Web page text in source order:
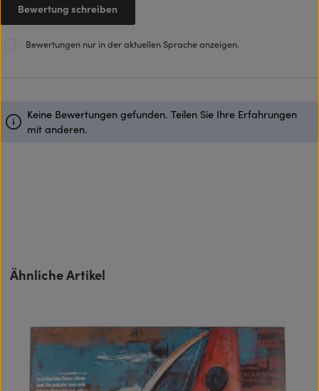
Bewertung schreiben
Bewertungen nur in der aktuellen Sprache anzeigen.
Keine Bewertungen gefunden. Teilen Sie Ihre Erfahrungen
mit anderen.
Produktgalerie überspringen
Ähnliche Artikel